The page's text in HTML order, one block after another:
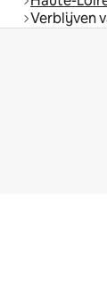
Verblijven